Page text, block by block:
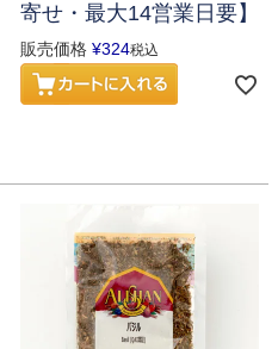
寄せ・最大14営業日要】
販売価格 ¥324税込